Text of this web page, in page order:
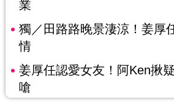
業
獨／田路路晚景淒涼！姜厚
情
姜厚任認愛女友！阿Ken揪
嗆